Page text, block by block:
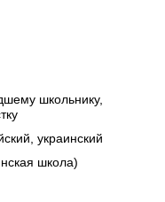
школьнику,
украинский
школа)